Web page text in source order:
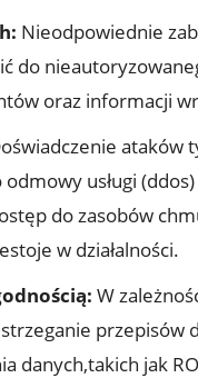
Nieodpowiednie
do
‌oraz informacji‍
ataków
usługi
do zasobów
w⁢ działalności.
W
przepisów
danych,takich jak